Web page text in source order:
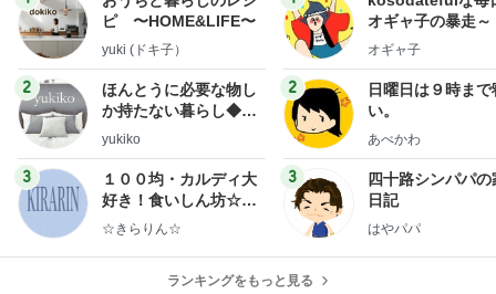
ピ 〜HOME&LIFE〜
yuki (ドキ子）
2
ほんとうに必要な物し
か持たない暮らし◆Ke
ep Life Simple◆〜イ
yukiko
3
１００均・カルディ大
好き！食いしん坊☆き
らりん☆のブログ
☆きらりん☆
オギャ子の暴走～
オギャ子
2
日曜日は９時まで
い。
あべかわ
3
四十路シンパパの
日記
はやパパ
ランキングをもっと見る